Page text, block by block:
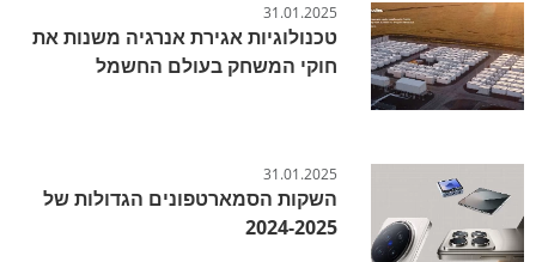
31.01.2025
טכנולוגיות אגירת אנרגיה משנות את
חוקי המשחק בעולם החשמל
31.01.2025
השקות הסמארטפונים הגדולות של
2024-2025